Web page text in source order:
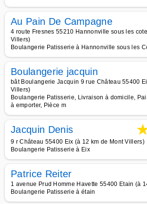
Au Pain De Campagne
4 route Fresnes 55210 Hannonville sous les
Villers)
Boulangerie Patisserie à Hannonville sous les
Boulangerie jacquin
bât Boulangerie Jacquin 9 rue Château 55400
Villers)
Boulangerie Patisserie, Livraison à domicile,
à emporter, Pièce m
Jacquin Denis
9 r Château 55400 Eix (à 12 km de Mont Villers)
Boulangerie Patisserie à Eix
Patrice Reiter
1 avenue Prud Homme Havette 55400 Etain (à
Boulangerie Patisserie à étain